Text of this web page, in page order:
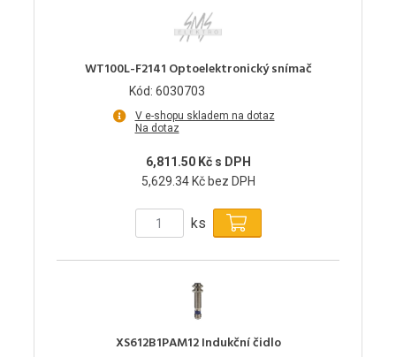
WT100L-F2141 Optoelektronický snímač
Kód: 6030703
V e-shopu skladem na dotaz
Na dotaz
6,811.50 Kč s DPH
5,629.34 Kč bez DPH
ks
XS612B1PAM12 Indukční čidlo